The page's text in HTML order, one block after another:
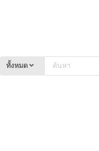
ทั้งหมด